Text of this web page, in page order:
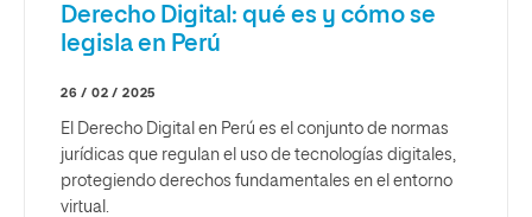
Derecho Digital: qué es y cómo se
legisla en Perú
26 / 02 / 2025
El Derecho Digital en Perú es el conjunto de normas
jurídicas que regulan el uso de tecnologías digitales,
protegiendo derechos fundamentales en el entorno
virtual.